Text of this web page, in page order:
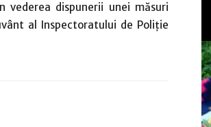
dispunerii unei măsuri
al Inspectoratului de Poliţie